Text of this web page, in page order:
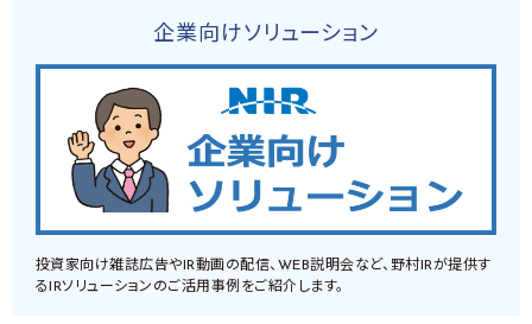
企業向けソリューション
投資家向け雑誌広告やIR動画の配信、WEB説明会など、野村IRが提供す
るIRソリューションのご活用事例をご紹介します。